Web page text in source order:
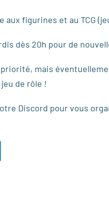
aux figurines et au TCG
dès 20h pour de
mais
de rôle !
Discord pour vous